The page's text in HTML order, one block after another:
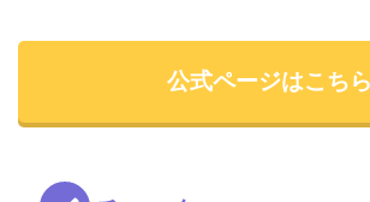
公式ページはこちら